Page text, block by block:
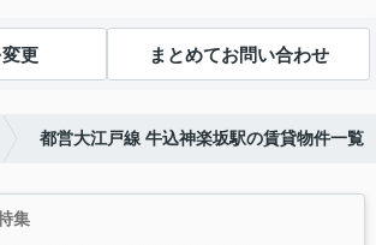
更 まとめてお問い合わせ
都営大江戸線 牛込神楽坂駅の賃貸物件一覧
集